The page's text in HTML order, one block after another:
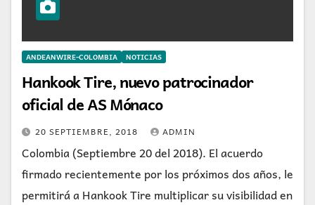
ANDEANWIRE-COLOMBIA NOTICIAS
Hankook Tire, nuevo patrocinador
oficial de AS Mónaco
20 SEPTIEMBRE, 2018 ADMIN
Colombia (Septiembre 20 del 2018). El acuerdo
firmado recientemente por los próximos dos años, le
permitirá a Hankook Tire multiplicar su visibilidad en